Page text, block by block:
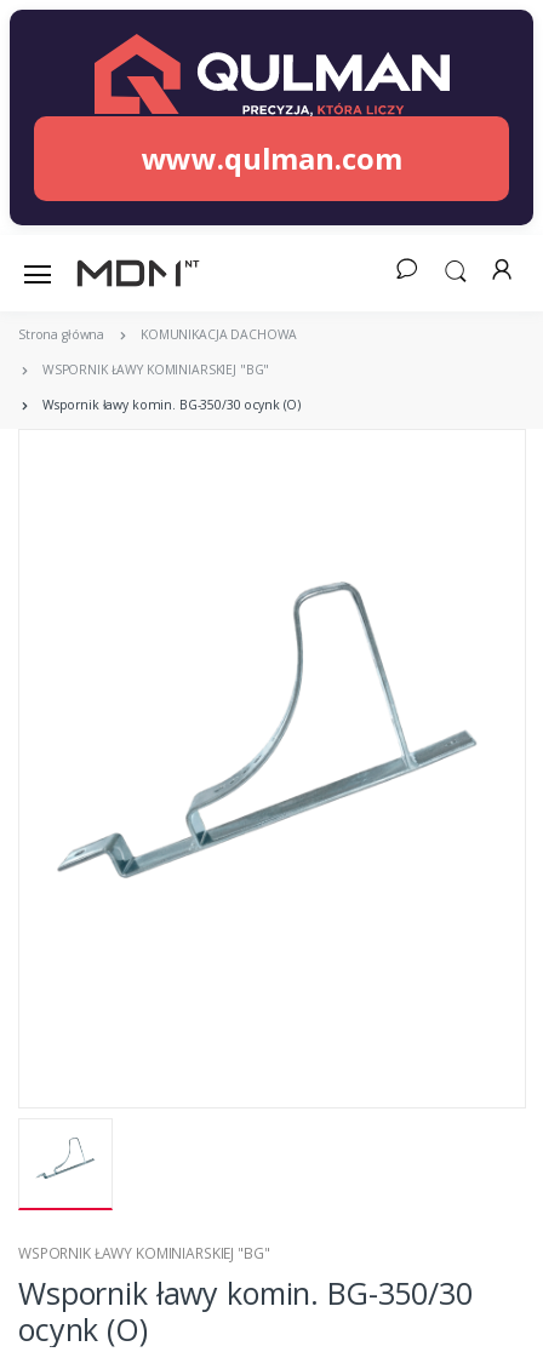
www.qulman.com
Strona główna KOMUNIKACJA DACHOWA
WSPORNIK ŁAWY KOMINIARSKIEJ "BG"
Wspornik ławy komin. BG-350/30 ocynk (O)
WSPORNIK ŁAWY KOMINIARSKIEJ "BG"
Wspornik ławy komin. BG-350/30
ocynk (O)